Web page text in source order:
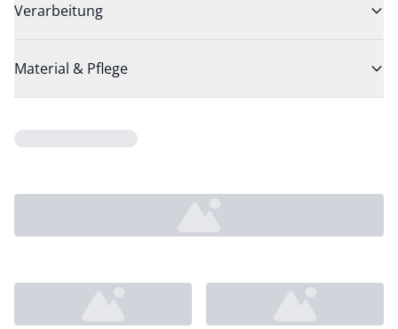
Verarbeitung
Material & Pflege